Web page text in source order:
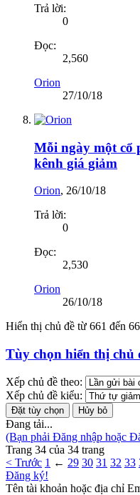
Trả lời:
0
Đọc:
2,560
Orion
27/10/18
Mỗi ngày một cổ
kênh giá giảm
Orion, 26/10/18
Trả lời:
0
Đọc:
2,530
Orion
26/10/18
Hiển thị chủ đề từ 661 đến
Tùy chọn hiển thị chủ
Xếp chủ đề theo:
Xếp chủ đề kiểu:
Đang tải...
(Bạn phải Đăng nhập hoặc
Trang 34 của 34 trang
< Trước 1 ← 29 30 31 32 33
Đăng ký!
Tên tài khoản hoặc địa chỉ